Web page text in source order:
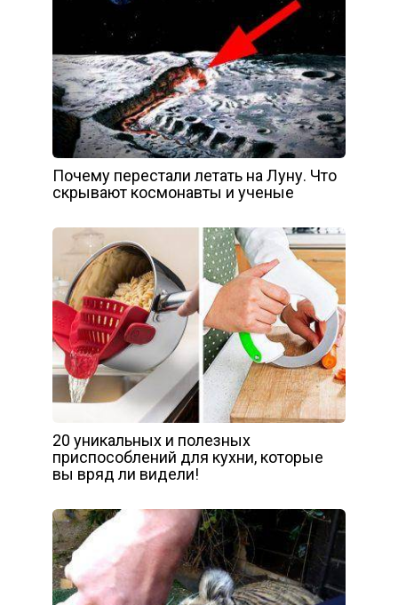
Почему перестали летать на Луну. Что
скрывают космонавты и ученые
20 уникальных и полезных
приспособлений для кухни, которые
вы вряд ли видели!